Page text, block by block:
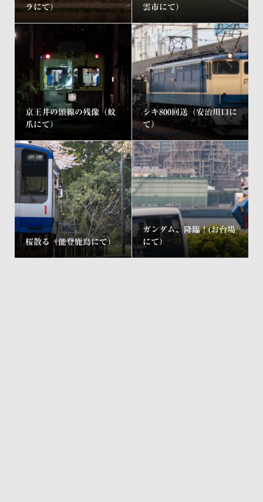
ラにて）
雲市にて）
京王井の頭線の残像（蚊
爪にて）
シキ800回送（安治川口に
て）
桜散る（能登鹿島にて）
ガンダム、降臨！(お台場
にて）